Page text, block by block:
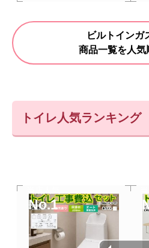
ビルトインガ
商品一覧を人気
トイレ人気ランキング
No.1